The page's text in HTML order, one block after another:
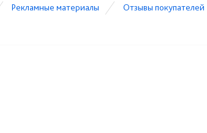
Рекламные материалы Отзывы покупателей